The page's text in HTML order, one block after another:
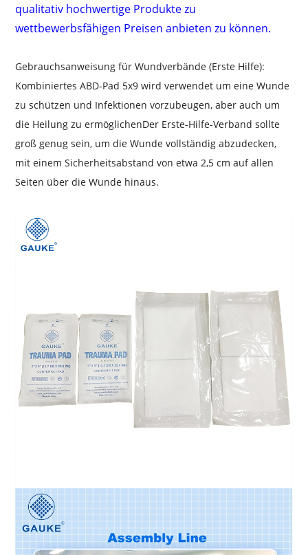
qualitativ hochwertige Produkte zu
wettbewerbsfähigen Preisen anbieten zu können.
Gebrauchsanweisung für Wundverbände (Erste Hilfe):
Kombiniertes ABD-Pad 5x9 wird verwendet um eine Wunde
zu schützen und Infektionen vorzubeugen, aber auch um
die Heilung zu ermöglichenDer Erste-Hilfe-Verband sollte
groß genug sein, um die Wunde vollständig abzudecken,
mit einem Sicherheitsabstand von etwa 2,5 cm auf allen
Seiten über die Wunde hinaus.